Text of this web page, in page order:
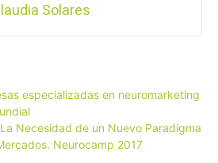
Solares
especializadas en neuromarketing
Necesidad de un Nuevo Paradigma
Neurocamp 2017